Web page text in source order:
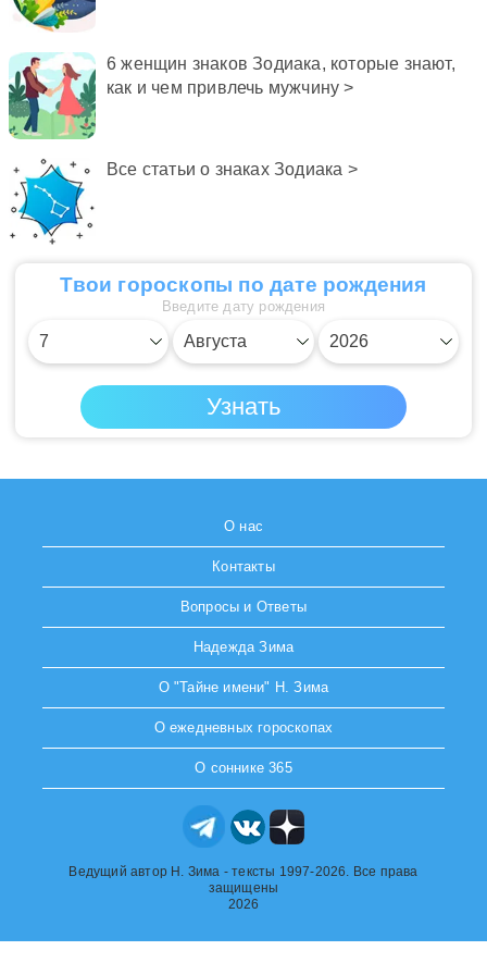
всегда стоят две чаши: в
первой хранятся дары
этих чаш и посылает его на
6 женщин знаков Зодиака, которые знают,
как и чем привлечь мужчину >
Все статьи о знаках Зодиака >
Твои гороскопы по дате рождения
Введите дату рождения
О нас
Контакты
Вопросы и Ответы
Надежда Зима
О "Тайне имени" Н. Зима
О ежедневных гороскопах
О соннике 365
Ведущий автор Н. Зима - тексты 1997-2026. Все права
защищены
2026